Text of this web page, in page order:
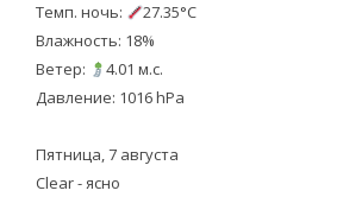
Темп. ночь:
27.35°C
Влажность: 18%
Ветер:
4.01 м.с.
Давление: 1016 hPa
Пятница, 7 августа
Clear - ясно